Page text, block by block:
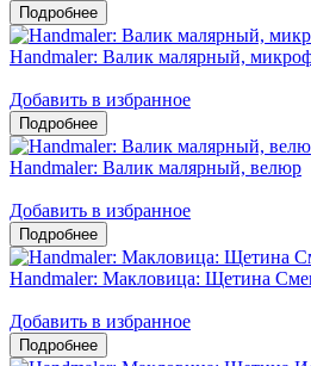
Handmaler: Валик малярный,
Добавить в избранное
Handmaler: Валик малярный, велюр
Добавить в избранное
Handmaler: Макловица: Щетина
Добавить в избранное